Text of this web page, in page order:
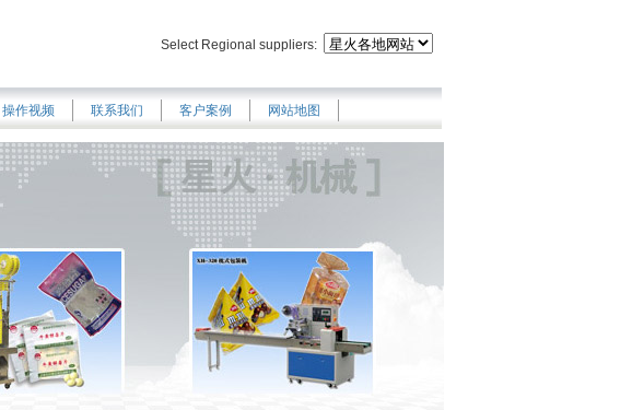
Select Regional suppliers:
操作视频 联系我们 客户案例 网站地图